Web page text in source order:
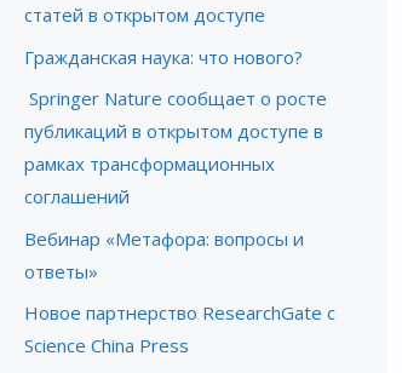
статей в открытом доступе
Гражданская наука: что нового?
Springer Nature сообщает о росте
публикаций в открытом доступе в
рамках трансформационных
соглашений
Вебинар «Метафора: вопросы и
ответы»
Новое партнерство ResearchGate с
Science China Press